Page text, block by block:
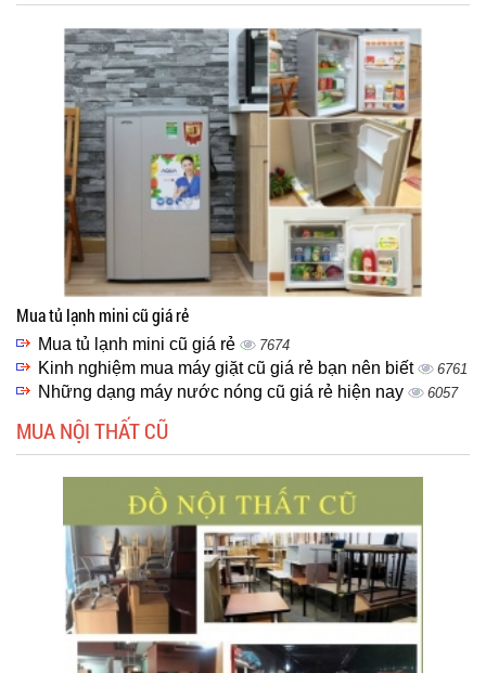
Mua tủ lạnh mini cũ giá rẻ
Mua tủ lạnh mini cũ giá rẻ 7674
Kinh nghiệm mua máy giặt cũ giá rẻ bạn nên biết 6761
Những dạng máy nước nóng cũ giá rẻ hiện nay 6057
MUA NỘI THẤT CŨ